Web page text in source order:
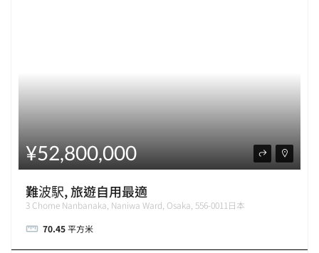
¥52,800,000
難波駅, 旅遊自用最適
3 Chome Nanbanaka, Naniwa Ward, Osaka, 556-0011日本
70.45平方米